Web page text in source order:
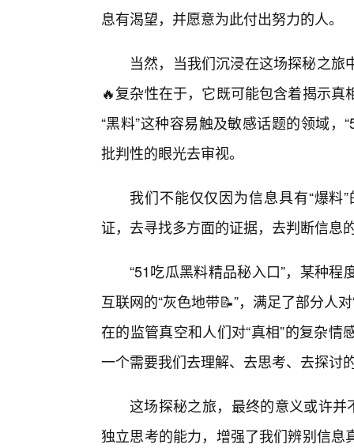
息有渴望，并愿意为此付出努力的人。
当然，当我们沉浸在这场探秘之
🔥复杂性在于，它既可能包含着揭示
“黑料”这种容易触及敏感话题的领域
批判性的眼光去审视。
我们不能仅仅因为信息具有“爆料
证，去寻找多方面的证据，去判断信息
“51吃瓜黑料精品秘入口”，某种
互联网的“灰色地带📝”，满足了部分人
在的监管真空和人们对“真相”的复杂
一个需要我们去理解、去思考、去探讨
这场探秘之旅，最终的意义或许并
独立思考的能力，增强了我们辨别信